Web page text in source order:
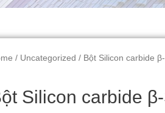
/ Uncategorized / Bột Silicon carbide
Silicon carbide